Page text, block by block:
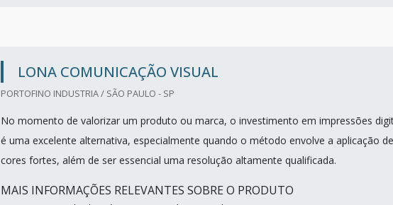
LONA COMUNICAÇÃO VISUAL
PORTOFINO INDUSTRIA / SÃO PAULO - SP
No momento de valorizar um produto ou marca, o investimento em impressões
é uma excelente alternativa, especialmente quando o método envolve a aplicação de
cores fortes, além de ser essencial uma resolução altamente qualificada.
MAIS INFORMAÇÕES RELEVANTES SOBRE O PRODUTO